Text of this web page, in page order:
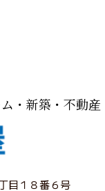
・新築・不動産
１８番６号